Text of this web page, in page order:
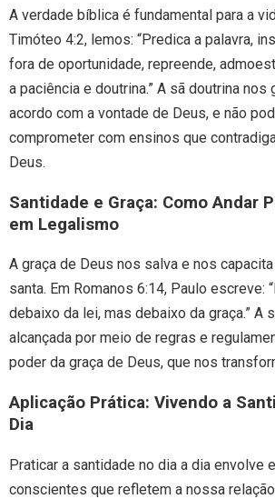
A verdade bíblica é fundamental para a
Timóteo 4:2, lemos: “Predica a palavra,
fora de oportunidade, repreende,
a paciência e doutrina.” A sã doutrina nos
acordo com a vontade de Deus, e não
comprometer com ensinos que
Deus.
Santidade e Graça: Como Andar
em Legalismo
A graça de Deus nos salva e nos
santa. Em Romanos 6:14, Paulo escreve:
debaixo da lei, mas debaixo da graça.” A
alcançada por meio de regras e
poder da graça de Deus, que nos
Aplicação Prática: Vivendo a
Dia
Praticar a santidade no dia a dia envolve
conscientes que refletem a nossa